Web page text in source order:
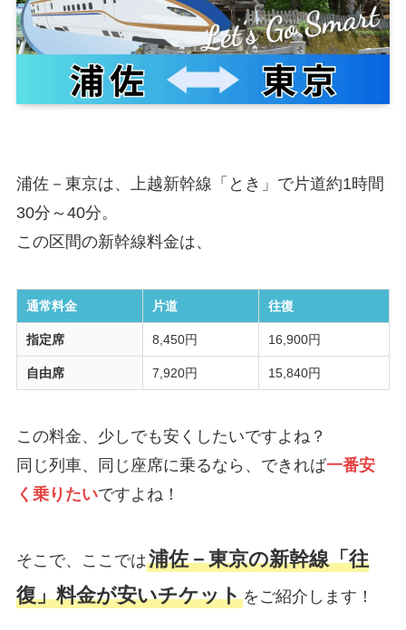
浦佐－東京は、上越新幹線「とき」で片道約1時間
30分～40分。
この区間の新幹線料金は、
通常料金 片道 往復
指定席 8,450円 16,900円
自由席 7,920円 15,840円
この料金、少しでも安くしたいですよね？
同じ列車、同じ座席に乗るなら、できれば一番安
く乗りたいですよね！
そこで、ここでは浦佐－東京の新幹線「往
復」料金が安いチケットをご紹介します！